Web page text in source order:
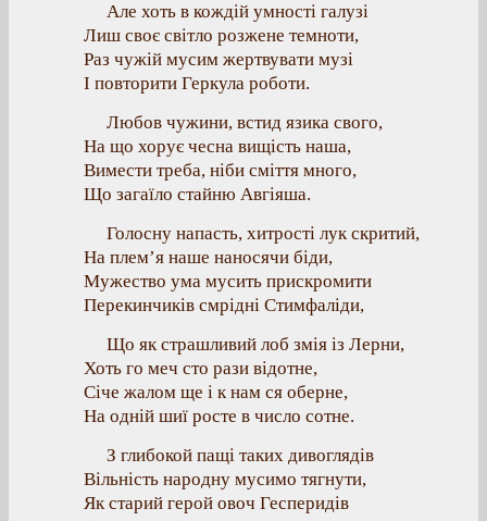
Але хоть в кождій умності галузі
Лиш своє світло розжене темноти,
Раз чужій мусим жертвувати музі
І повторити Геркула роботи.
Любов чужини, встид язика свого,
На що хорує чесна вищість наша,
Вимести треба, ніби сміття много,
Що загаїло стайню Авгіяша.
Голосну напасть, хитрості лук скритий,
На плем’я наше наносячи біди,
Мужество ума мусить прискромити
Перекинчиків смрідні Стимфаліди,
Що як страшливий лоб змія із Лерни,
Хоть го меч сто рази відотне,
Січе жалом ще і к нам ся оберне,
На одній шиї росте в число сотне.
З глибокой пащі таких дивоглядів
Вільність народну мусимо тягнути,
Як старий герой овоч Гесперидів